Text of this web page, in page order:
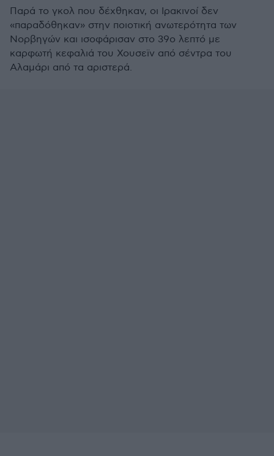
Παρά το γκολ που δέχθηκαν, οι Ιρακινοί δεν
«παραδόθηκαν» στην ποιοτική ανωτερότητα των
Νορβηγών και ισοφάρισαν στο 39ο λεπτό με
καρφωτή κεφαλιά του Χουσεϊν από σέντρα του
Αλαμάρι από τα αριστερά.